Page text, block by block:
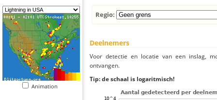
Animation
Regio:
Deelnemers
Voor detectie en locatie van een inslag,
ontvangen.
Tip: de schaal is logaritmisch!